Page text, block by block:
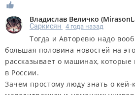
Владислав Величко (
Саркисян
4 года назад
Тогда и Авторевю надо
большая половина новостей на
рассказывает о машинах,
в России.
Зачем простому люду знать о кей-